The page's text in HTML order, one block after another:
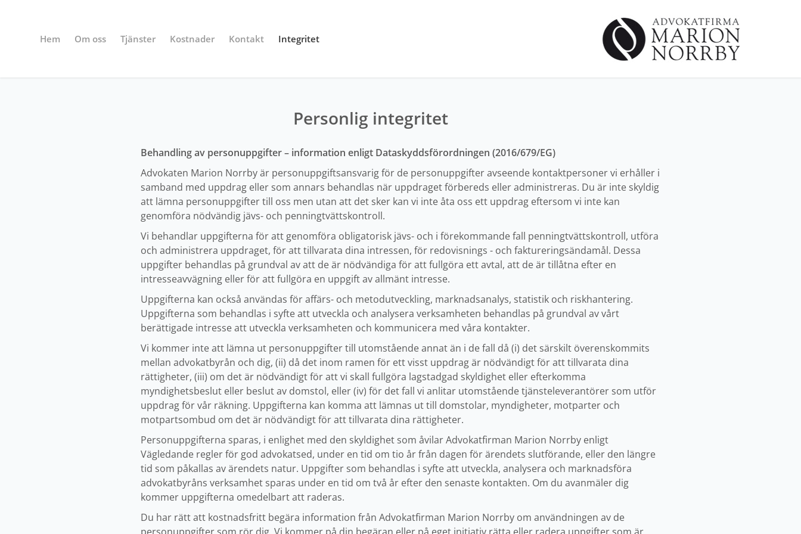
Hem Om oss Tjänster Kostnader Kontakt Integritet
Personlig integritet
Behandling av personuppgifter – information enligt Dataskyddsförordningen (2016/679/EG)
Advokaten Marion Norrby är personuppgiftsansvarig för de personuppgifter avseende kontaktpersoner vi erhåller i
samband med uppdrag eller som annars behandlas när uppdraget förbereds eller administreras. Du är inte skyldig
att lämna personuppgifter till oss men utan att det sker kan vi inte åta oss ett uppdrag eftersom vi inte kan
genomföra nödvändig jävs- och penningtvättskontroll.
Vi behandlar uppgifterna för att genomföra obligatorisk jävs- och i förekommande fall penningtvättskontroll, utföra
och administrera uppdraget, för att tillvarata dina intressen, för redovisnings - och faktureringsändamål. Dessa
uppgifter behandlas på grundval av att de är nödvändiga för att fullgöra ett avtal, att de är tillåtna efter en
intresseavvägning eller för att fullgöra en uppgift av allmänt intresse.
Uppgifterna kan också användas för affärs- och metodutveckling, marknadsanalys, statistik och riskhantering.
Uppgifterna som behandlas i syfte att utveckla och analysera verksamheten behandlas på grundval av vårt
berättigade intresse att utveckla verksamheten och kommunicera med våra kontakter.
Vi kommer inte att lämna ut personuppgifter till utomstående annat än i de fall då (i) det särskilt överenskommits
mellan advokatbyrån och dig, (ii) då det inom ramen för ett visst uppdrag är nödvändigt för att tillvarata dina
rättigheter, (iii) om det är nödvändigt för att vi skall fullgöra lagstadgad skyldighet eller efterkomma
myndighetsbeslut eller beslut av domstol, eller (iv) för det fall vi anlitar utomstående tjänsteleverantörer som utför
uppdrag för vår räkning. Uppgifterna kan komma att lämnas ut till domstolar, myndigheter, motparter och
motpartsombud om det är nödvändigt för att tillvarata dina rättigheter.
Personuppgifterna sparas, i enlighet med den skyldighet som åvilar Advokatfirman Marion Norrby enligt
Vägledande regler för god advokatsed, under en tid om tio år från dagen för ärendets slutförande, eller den längre
tid som påkallas av ärendets natur. Uppgifter som behandlas i syfte att utveckla, analysera och marknadsföra
advokatbyråns verksamhet sparas under en tid om två år efter den senaste kontakten. Om du avanmäler dig
kommer uppgifterna omedelbart att raderas.
Du har rätt att kostnadsfritt begära information från Advokatfirman Marion Norrby om användningen av de